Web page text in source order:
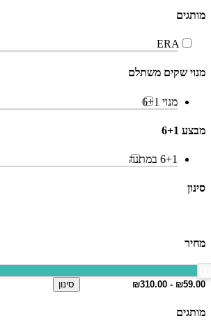
מותגים
ERA
מנוי שקים משתלם
מנוי 6+1
מבצע 6+1
6+1 במתנה
סינון
מחיר
סינון
מותגים